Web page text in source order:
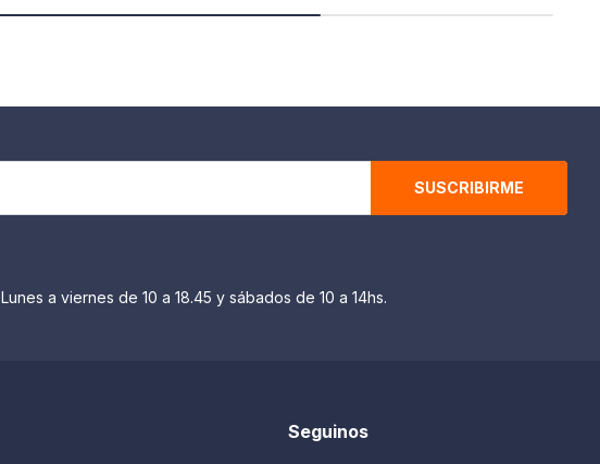
SUSCRIBIRME
Lunes a viernes de 10 a 18.45 y sábados de 10 a 14hs.
Seguinos